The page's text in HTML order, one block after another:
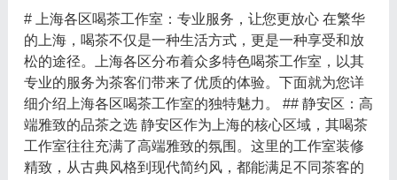
# 上海各区喝茶工作室：专业服务，让您更放心 在繁华
的上海，喝茶不仅是一种生活方式，更是一种享受和放
松的途径。上海各区分布着众多特色喝茶工作室，以其
专业的服务为茶客们带来了优质的体验。下面就为您详
细介绍上海各区喝茶工作室的独特魅力。 ## 静安区：高
端雅致的品茶之选 静安区作为上海的核心区域，其喝茶
工作室往往充满了高端雅致的氛围。这里的工作室装修
精致，从古典风格到现代简约风，都能满足不同茶客的